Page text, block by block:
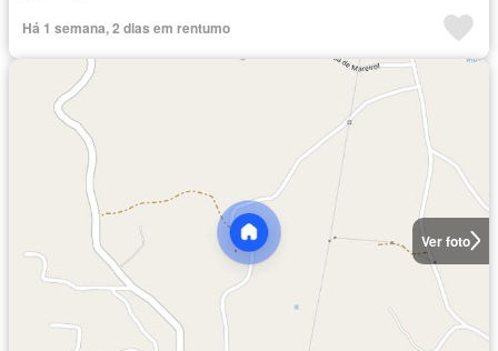
Há 1 semana, 2 dias em rentumo
Ver foto